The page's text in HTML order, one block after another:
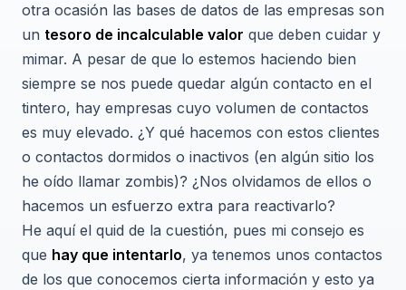
otra ocasión las bases de datos de las empresas son
un tesoro de incalculable valor que deben cuidar y
mimar. A pesar de que lo estemos haciendo bien
siempre se nos puede quedar algún contacto en el
tintero, hay empresas cuyo volumen de contactos
es muy elevado. ¿Y qué hacemos con estos clientes
o contactos dormidos o inactivos (en algún sitio los
he oído llamar zombis)? ¿Nos olvidamos de ellos o
hacemos un esfuerzo extra para reactivarlo?
He aquí el quid de la cuestión, pues mi consejo es
que hay que intentarlo, ya tenemos unos contactos
de los que conocemos cierta información y esto ya